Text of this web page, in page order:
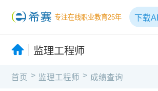
专注在线职业教育25年 下载
监理工程师
首页 > 监理工程师 > 成绩查询